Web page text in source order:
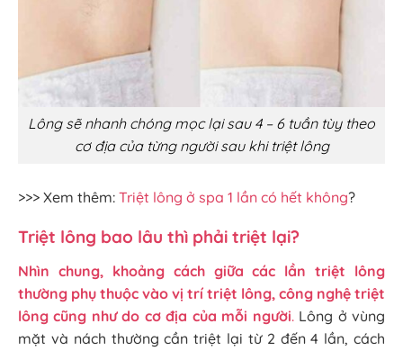
Lông sẽ nhanh chóng mọc lại sau 4 – 6 tuần tùy theo
cơ địa của từng người sau khi triệt lông
>>> Xem thêm: Triệt lông ở spa 1 lần có hết không?
Triệt lông bao lâu thì phải triệt lại?
Nhìn chung, khoảng cách giữa các lần triệt lông
thường phụ thuộc vào vị trí triệt lông, công nghệ triệt
lông cũng như do cơ địa của mỗi người.Lông ở vùng
mặt và nách thường cần triệt lại từ 2 đến 4 lần, cách